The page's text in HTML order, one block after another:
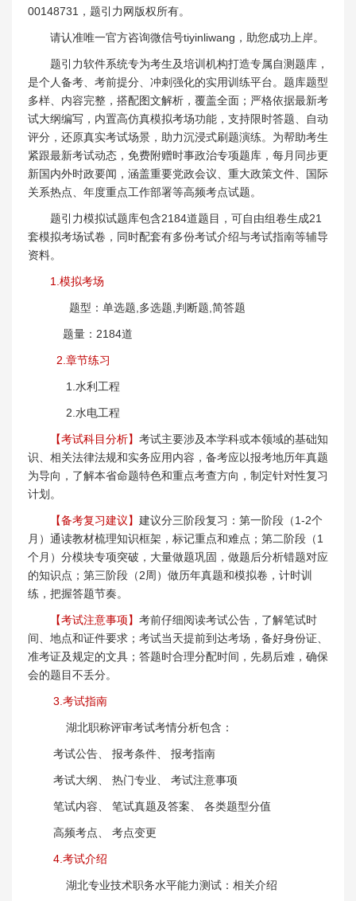
00148731，题引力网版权所有。
请认准唯一官方咨询微信号tiyinliwang，助您成功上岸。
题引力软件系统专为考生及培训机构打造专属自测题库，
是个人备考、考前提分、冲刺强化的实用训练平台。题库题型
多样、内容完整，搭配图文解析，覆盖全面；严格依据最新考
试大纲编写，内置高仿真模拟考场功能，支持限时答题、自动
评分，还原真实考试场景，助力沉浸式刷题演练。为帮助考生
紧跟最新考试动态，免费附赠时事政治专项题库，每月同步更
新国内外时政要闻，涵盖重要党政会议、重大政策文件、国际
关系热点、年度重点工作部署等高频考点试题。
题引力模拟试题库包含2184道题目，可自由组卷生成21
套模拟考场试卷，同时配套有多份考试介绍与考试指南等辅导
资料。
1.模拟考场
题型：单选题,多选题,判断题,简答题
题量：2184道
2.章节练习
1.水利工程
2.水电工程
【考试科目分析】 考试主要涉及本学科或本领域的基础知
识、相关法律法规和实务应用内容，备考应以报考地历年真题
为导向，了解本省命题特色和重点考查方向，制定针对性复习
计划。
【备考复习建议】 建议分三阶段复习：第一阶段（1-2个
月）通读教材梳理知识框架，标记重点和难点；第二阶段（1
个月）分模块专项突破，大量做题巩固，做题后分析错题对应
的知识点；第三阶段（2周）做历年真题和模拟卷，计时训
练，把握答题节奏。
【考试注意事项】 考前仔细阅读考试公告，了解笔试时
间、地点和证件要求；考试当天提前到达考场，备好身份证、
准考证及规定的文具；答题时合理分配时间，先易后难，确保
会的题目不丢分。
3.考试指南
湖北职称评审考试考情分析包含：
考试公告、 报考条件、 报考指南
考试大纲、 热门专业、 考试注意事项
笔试内容、 笔试真题及答案、 各类题型分值
高频考点、 考点变更
4.考试介绍
湖北专业技术职务水平能力测试：相关介绍